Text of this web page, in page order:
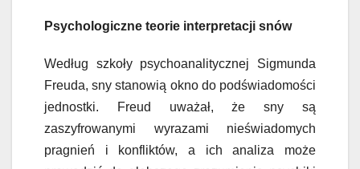
Psychologiczne teorie interpretacji snów
Według szkoły psychoanalitycznej Sigmunda
Freuda, sny stanowią okno do podświadomości
jednostki. Freud uważał, że sny są
zaszyfrowanymi wyrazami nieświadomych
pragnień i konfliktów, a ich analiza może